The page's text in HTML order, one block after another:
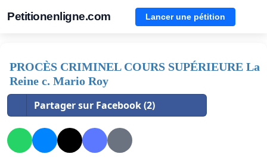
Petitionenligne.com Lancer une pétition
PROCÈS CRIMINEL COURS SUPÉRIEURE La
Reine c. Mario Roy
Partager sur Facebook (2)